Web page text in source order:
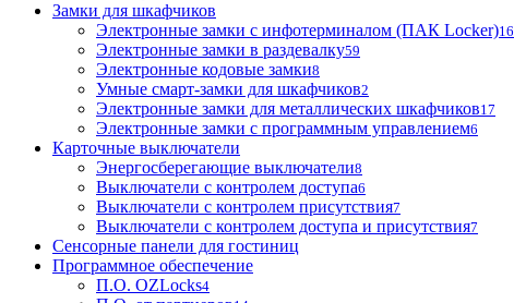
Замки для шкафчиков
Электронные замки с инфотерминалом (ПАК Locker)16
Электронные замки в раздевалку59
Электронные кодовые замки8
Умные смарт-замки для шкафчиков2
Электронные замки для металлических шкафчиков17
Электронные замки с программным управлением6
Карточные выключатели
Энергосберегающие выключатели8
Выключатели с контролем доступа6
Выключатели с контролем присутствия7
Выключатели с контролем доступа и присутствия7
Сенсорные панели для гостиниц
Программное обеспечение
П.О. OZLocks4